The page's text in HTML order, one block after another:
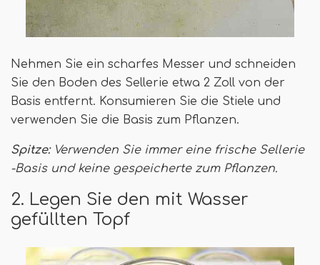
Nehmen Sie ein scharfes Messer und schneiden
Sie den Boden des Sellerie etwa 2 Zoll von der
Basis entfernt. Konsumieren Sie die Stiele und
verwenden Sie die Basis zum Pflanzen.
Spitze:Verwenden Sie immer eine frische Sellerie
-Basis und keine gespeicherte zum Pflanzen.
2. Legen Sie den mit Wasser
gefüllten Topf